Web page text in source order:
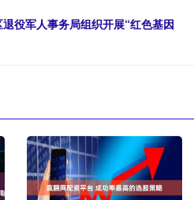
役军人事务局组织开展“红色基因